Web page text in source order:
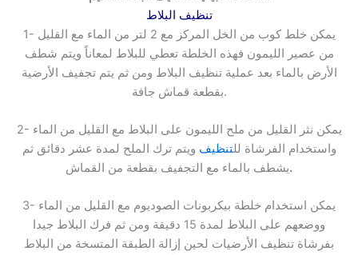
تنظيف البلاط
1- يمكن خلط كوب من الخل المركز مع 2 لتر من الماء مع القليل
من عصير الليمون فهذه الخلطة تعطي للبلاط لمعاناً ويتم شطف
الأرض بالماء بعد عملية تنظيف البلاط ومن ثم يتم تجفيف الأرضية
بقطعة قماش جافة.
2- يمكن نثر القليل من ملح الليمون على البلاط مع القليل من الماء
واستخدام الفرشاة للتنظيف ويتم ترك الملح لمدة عشر دقائق ثم
يشطف بالماء مع التجفيف بقطعة من القماش.
3- يمكن استخدام خلطة بيكربونات الصوديوم مع القليل من الماء
ووضعهم على البلاط لمدة 15 دقيقة ومن ثم فرك البلاط جيدا
بفرشاة تنظيف الأرضيات لحين إزالة الطبقة المتسخة من البلاط